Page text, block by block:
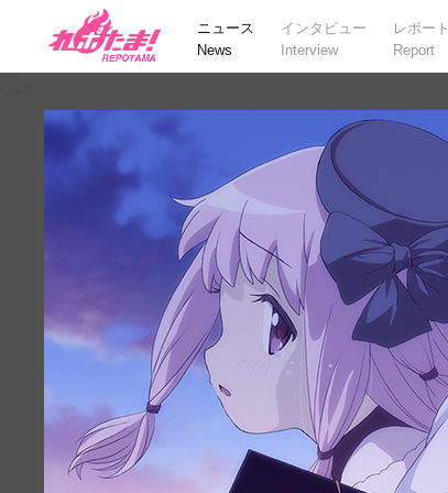
ニュース
News
インタビュー
Interview
レポート
Report